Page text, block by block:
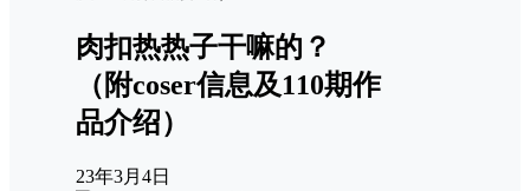
肉扣热热子干嘛的？
（附coser信息及110期作
品介绍）
23年3月4日